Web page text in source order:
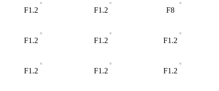
F8
F1.2
F1.2
F1.2
F1.2
F1.2
F1.2
F1.2
F1.2